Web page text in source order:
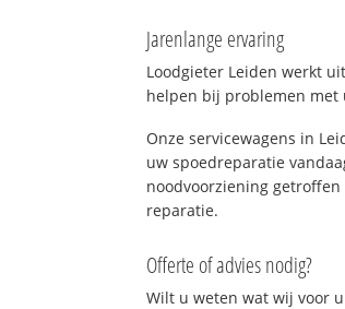
Jarenlange ervaring
Loodgieter Leiden werkt
helpen bij problemen met
Onze servicewagens in
uw spoedreparatie
noodvoorziening
reparatie.
Offerte of advies nodig?
Wilt u weten wat wij voor